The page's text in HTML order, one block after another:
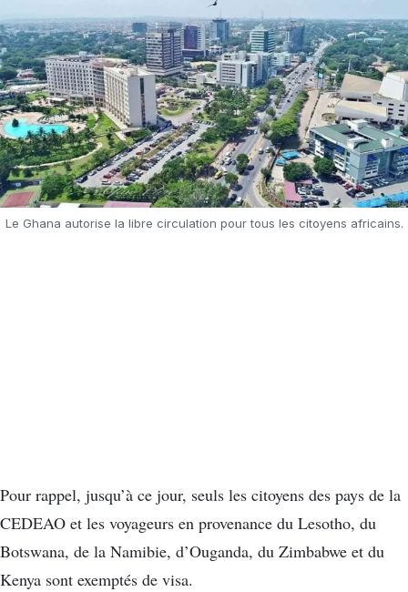
Le Ghana autorise la libre circulation pour tous les citoyens africains.
Pour rappel, jusqu’à ce jour, seuls les citoyens des pays de la
CEDEAO et les voyageurs en provenance du Lesotho, du
Botswana, de la Namibie, d’Ouganda, du Zimbabwe et du
Kenya sont exemptés de visa.